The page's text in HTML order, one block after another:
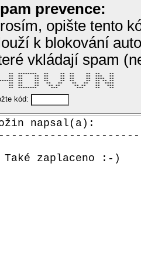
prevence:
opište tento
k blokování
vkládají spam
**  ********   **     **  **     **  **    **
**  **     **  **     **  **     **  ***   **
**  **     **  **     **  **     **  ****  **
**     **  **     **  **     **  ** ** **
**  **     **   **   **    **   **   **  ****
**  **     **    ** **      ** **    **   ***
**  ********      ***        ***     **    **
kód: